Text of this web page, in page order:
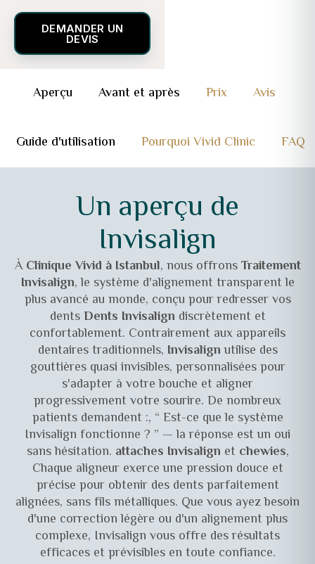
DEMANDER UN
DEVIS
Aperçu Avant et après Prix Avis
Guide d'utilisation Pourquoi Vivid Clinic FAQ
Un aperçu de
Invisalign
ÀClinique Vivid à Istanbul, nous offronsTraitement
Invisalign, le système d'alignement transparent le
plus avancé au monde, conçu pour redresser vos
dentsDents Invisalign discrètement et
confortablement. Contrairement aux appareils
dentaires traditionnels, Invisalignutilise des
gouttières quasi invisibles, personnalisées pour
s'adapter à votre bouche et aligner
progressivement votre sourire. De nombreux
patients demandent :, “ Est-ce que le système
Invisalign fonctionne ? ” — la réponse est un oui
sans hésitation. attaches Invisalign et chewies,
Chaque aligneur exerce une pression douce et
précise pour obtenir des dents parfaitement
alignées, sans fils métalliques. Que vous ayez besoin
d'une correction légère ou d'un alignement plus
complexe, Invisalign vous offre des résultats
efficaces et prévisibles en toute confiance.